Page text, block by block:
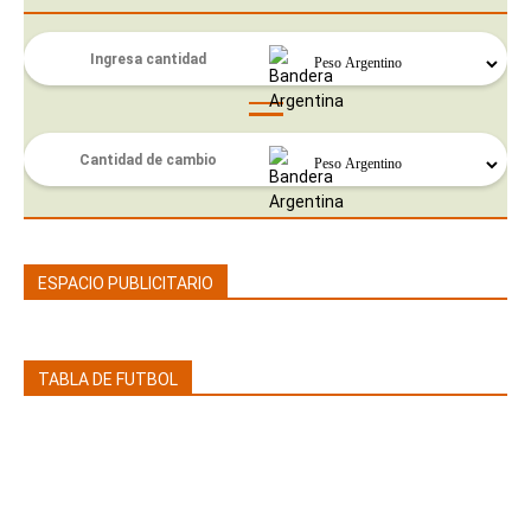
ESPACIO PUBLICITARIO
TABLA DE FUTBOL